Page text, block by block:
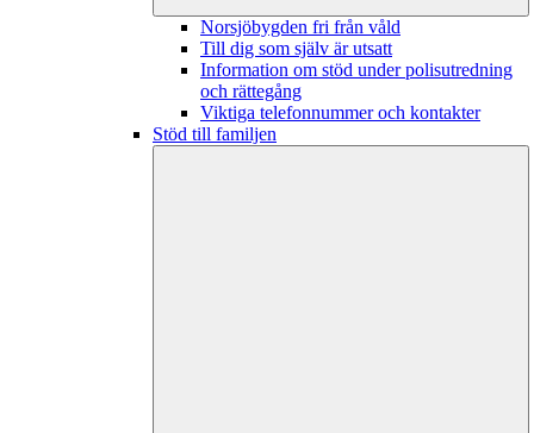
Norsjöbygden fri från våld
Till dig som själv är utsatt
Information om stöd under polisutredning
och rättegång
Viktiga telefonnummer och kontakter
Stöd till familjen